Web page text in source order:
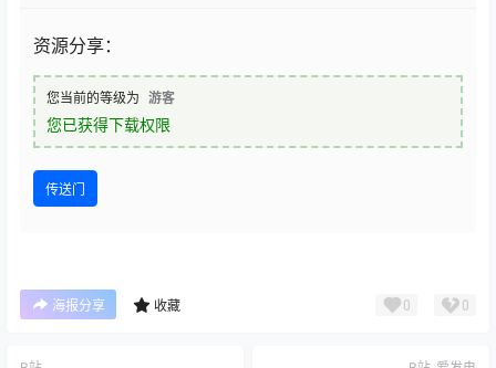
资源分享：
您当前的等级为 游客
您已获得下载权限
传送门
海报分享 收藏 0 0